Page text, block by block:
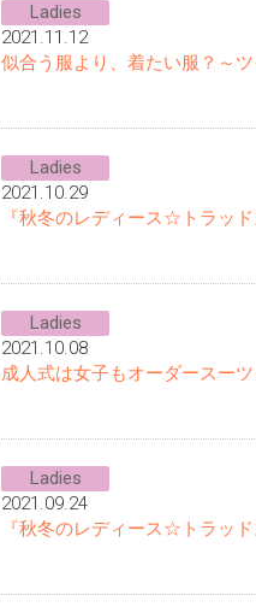
Ladies
2021.11.12
似合う服より、着たい服？～
Ladies
2021.10.29
『秋冬のレディース☆トラッ
Ladies
2021.10.08
成人式は女子もオーダースー
Ladies
2021.09.24
『秋冬のレディース☆トラッド